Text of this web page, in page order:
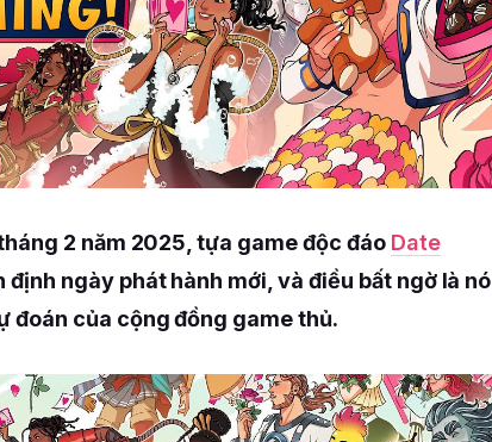
2 năm 2025, tựa game độc đáo Date
định ngày phát hành mới, và điều bất ngờ là nó
đoán của cộng đồng game thủ.